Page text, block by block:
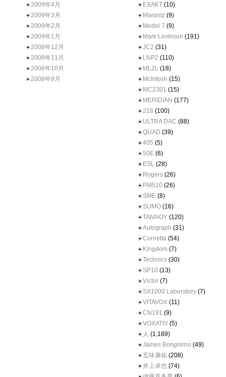
2009年4月
2009年3月
2009年2月
2009年1月
2008年12月
2008年11月
2008年10月
2008年9月
EXAKT (10)
Marantz (9)
Model 7 (9)
Mark Levinson (191)
JC2 (31)
LNP2 (110)
ML2L (18)
McIntosh (15)
MC2301 (15)
MERIDIAN (177)
218 (100)
ULTRA DAC (88)
QUAD (39)
405 (5)
50E (6)
ESL (28)
Rogers (26)
PM510 (26)
SME (8)
SUMO (16)
TANNOY (120)
Autograph (31)
Cornetta (54)
Kingdom (7)
Technics (30)
SP10 (13)
Victor (7)
SX1000 Laboratory (7)
VITAVOX (11)
CN191 (9)
VOXATIV (5)
人 (1,189)
James Bongiorno (49)
五味康祐 (208)
井上卓也 (74)